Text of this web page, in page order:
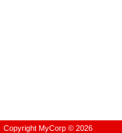
Copyright MyCorp © 2026